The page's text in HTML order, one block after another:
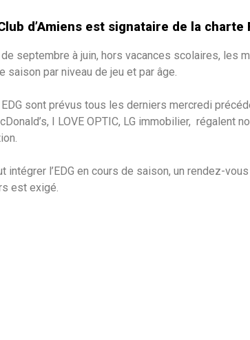
d’Amiens est signataire de la charte
septembre à juin, hors vacances scolaires, les
saison par niveau de jeu et par âge.
sont prévus tous les derniers mercredi
I LOVE OPTIC, LG immobilier, régalent
intégrer l’EDG en cours de saison, un rendez-
est exigé.